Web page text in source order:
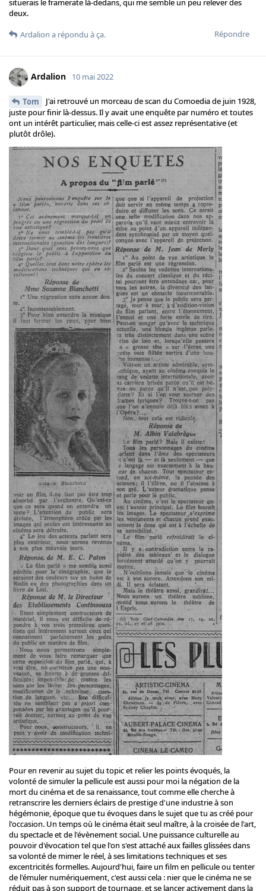
situerais le framerate là-dedans, qui me semble un peu relever des
deux.
Répondre
Ardalion a répondu à ça.
Ardalion 10 mai 2022
Tom
J'ai retrouvé un morceau de scan du Comoedia de juin 1928,
juste pour finir là-dessus. Il y avait une enquête par numéro et toutes
ont un intérêt particulier, mais celle-ci est assez représentative (et
plutôt drôle).
Pour en revenir au sujet du topic et relier les points évoqués, la
volonté de simuler la pellicule est aussi pour moi la négation de la
mort du cinéma et de sa renaissance, tout comme elle cherche à
retranscrire les derniers éclairs de prestige d'une industrie à son
hégémonie, époque que tu évoques dans le sujet que tu as créé pour
l'occasion. Un temps où le cinéma était seul maître, à la croisée de l'art,
du spectacle et de l'évènement social. Une puissance culturelle au
pouvoir d'évocation tel que l'on s'est attaché aux failles glissées dans
sa volonté de mimer le réel, à ses limitations techniques et ses
excentricités formelles. Aujourd'hui, faire un film en pellicule ou tenter
de l'émuler numériquement, c'est aussi cela : nier que le cinéma ne se
réduit pas à son support de tournage, et se lancer activement dans la